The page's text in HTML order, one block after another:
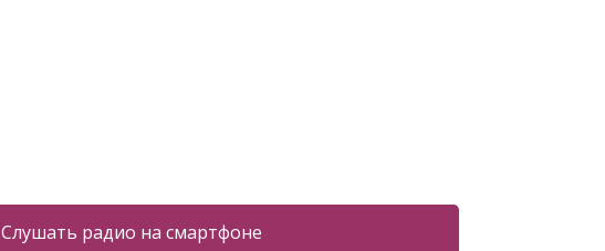
Слушать радио на смартфоне